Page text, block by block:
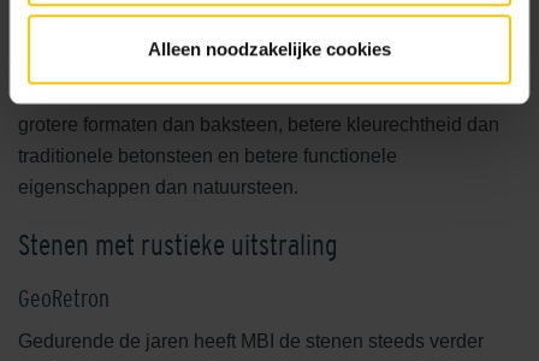
Alleen noodzakelijke cookies
met hoogwaardige toplaag zijn uitgegroeid tot een aparte
grotere formaten dan baksteen, betere kleurechtheid dan
traditionele betonsteen en betere functionele
eigenschappen dan natuursteen.
Stenen met rustieke uitstraling
GeoRetron
Gedurende de jaren heeft MBI de stenen steeds verder